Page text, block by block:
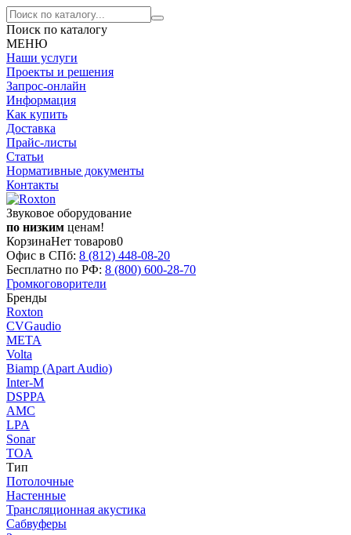
Поиск по каталогу
МЕНЮ
Наши услуги
Проекты и решения
Запрос-онлайн
Информация
Как купить
Доставка
Прайс-листы
Статьи
Нормативные документы
Контакты
Звуковое оборудование
по низким ценам!
КорзинаНет товаров0
Офис в СПб: 8 (812) 448-08-20
Бесплатно по РФ: 8 (800) 600-28-70
Громкоговорители
Бренды
Roxton
CVGaudio
МЕТА
Volta
Biamp (Apart Audio)
Inter-M
DSPPA
AMC
LPA
Sonar
TOA
Тип
Потолочные
Настенные
Трансляционная акустика
Сабвуферы